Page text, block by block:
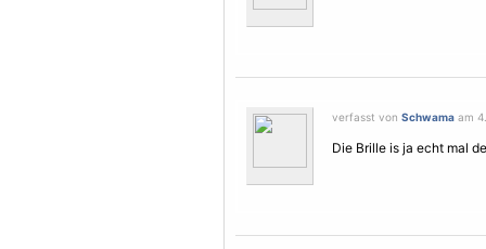
verfasst von Schwama am
Die Brille is ja echt mal